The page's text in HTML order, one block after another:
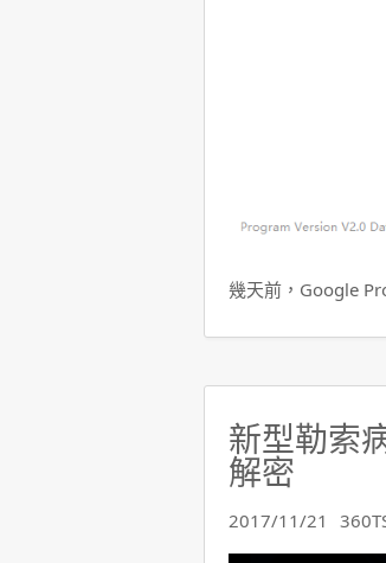
幾天前，Google
新型勒索
解密
2017/11/21